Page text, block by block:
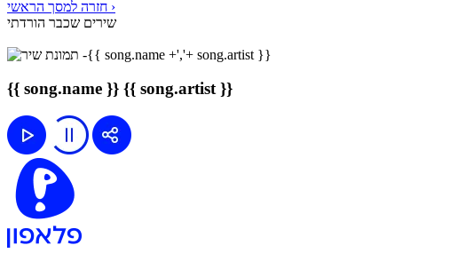
חזרה למסך הראשי ›
שירים שכבר הורדתי
{{ song.name }} {{ song.artist }}